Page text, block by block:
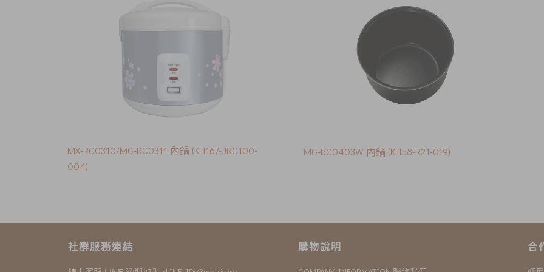
MX-RC0310/MG-RC0311 內鍋 (KH167-JRC100-
004)
MG-RC0403W 內鍋 (KH58-R21-019)
社群服務連結 購物說明 合